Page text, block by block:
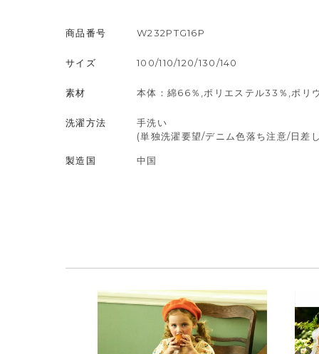
商品番号 W232PTG16P
サイズ 100/110/120/130/140
素材 本体：綿66％,ポリエステル33％,ポリ
洗濯方法
手洗い
(単独洗濯要望/デニム色落ち注意/日差
製造国 中国